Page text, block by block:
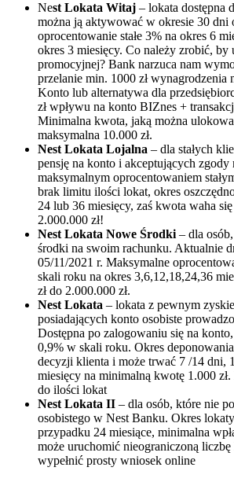
Nest Lokata Witaj – lokata dostępna
można ją aktywować w okresie 30 dni
oprocentowanie stałe 3% na okres 6
okres 3 miesięcy. Co należy zrobić, by
promocyjnej? Bank narzuca nam
przelanie min. 1000 zł wynagrodzenia
Konto lub alternatywa dla
zł wpływu na konto BIZnes +
Minimalna kwota, jaką można
maksymalna 10.000 zł.
Nest Lokata Lojalna – dla stałych
pensję na konto i akceptujących zgody
maksymalnym oprocentowaniem
brak limitu ilości lokat, okres
24 lub 36 miesięcy, zaś kwota waha
2.000.000 zł!
Nest Lokata Nowe Środki – dla
środki na swoim rachunku. Aktualnie
05/11/2021 r. Maksymalne
skali roku na okres 3,6,12,18,24,36
zł do 2.000.000 zł.
Nest Lokata – lokata z pewnym
posiadających konto osobiste
Dostępna po zalogowaniu się na
0,9% w skali roku. Okres
decyzji klienta i może trwać 7 /14 dni,
miesięcy na minimalną kwotę 1.000
do ilości lokat
Nest Lokata II – dla osób, które nie
osobistego w Nest Banku. Okres
przypadku 24 miesiące, minimalna
może uruchomić nieograniczoną
wypełnić prosty wniosek online